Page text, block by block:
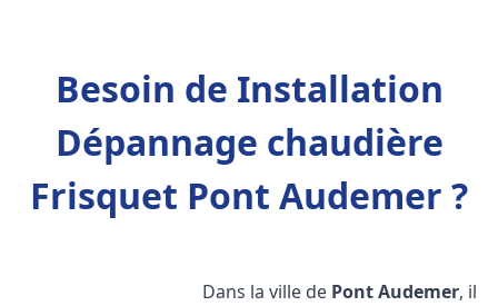
Besoin de Installation
Dépannage chaudière
Frisquet Pont Audemer ?
Dans la ville de Pont Audemer, il